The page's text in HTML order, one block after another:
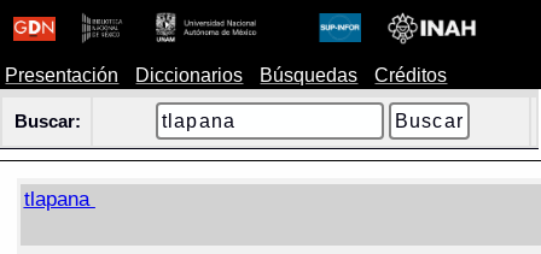
Presentación Diccionarios Búsquedas Créditos
Buscar:
tlapana